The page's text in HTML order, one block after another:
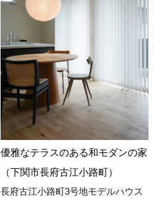
優雅なテラスのある和モダンの家
（下関市長府古江小路町）
長府古江小路町3号地モデルハウス